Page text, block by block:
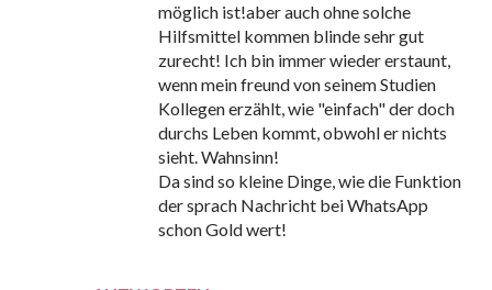
möglich ist!aber auch ohne solche
Hilfsmittel kommen blinde sehr gut
zurecht! Ich bin immer wieder erstaunt,
wenn mein freund von seinem Studien
Kollegen erzählt, wie "einfach" der doch
durchs Leben kommt, obwohl er nichts
sieht. Wahnsinn!
Da sind so kleine Dinge, wie die Funktion
der sprach Nachricht bei WhatsApp
schon Gold wert!